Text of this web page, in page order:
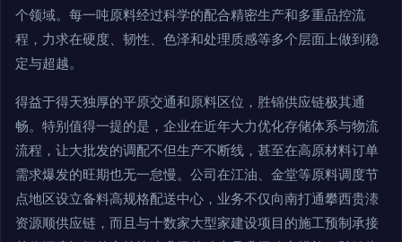
个领域。每一吨原料经过科学的配合精密生产和多重品控流
程，力求在硬度、韧性、色泽和处理质感等多个层面上做到稳
定与超越。
得益于得天独厚的平原交通和原料区位，胜锦供应链极其通
畅。特别值得一提的是，企业在近年大力优化存储体系与物流
流程，让大批发的调配不但生产不断线，甚至在高原材料订单
需求爆发的旺期也无一怠慢。公司在江油、金堂等原料调度节
点地区设立备料高规格配送中心，业务不仅向南打通攀西贵溙
资源顺供应链，而且与十数家大型家建设项目的施工预制承接